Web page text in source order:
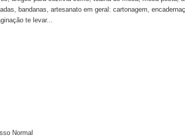
bandanas, artesanato em geral: cartonagem,
te levar...
Normal